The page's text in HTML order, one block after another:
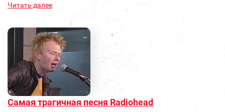
Читать далее
Самая трагичная песня Radiohead